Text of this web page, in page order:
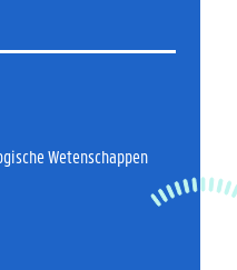
Wetenschappen